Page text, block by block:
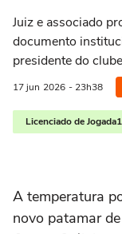
Juiz e associado
documento
presidente do clube
17 jun 2026 - 23h38
Licenciado de
A temperatura
novo patamar